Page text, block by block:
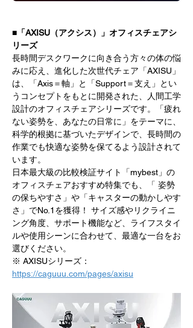
■「AXISU（アクシス）」オフィスチェアシ
リーズ
長時間デスクワークに向き合う方々の体の悩
みに応え、進化した次世代チェア「AXISU」
は、「Axis＝軸」と「Support＝支え」とい
うコンセプトをもとに開発された、人間工学
設計のオフィスチェアシリーズです。「疲れ
ない姿勢を、あなたの日常に」をテーマに、
科学的根拠に基づいたデザインで、長時間の
作業でも快適な姿勢を保てるよう設計されて
います。
日本最大級の比較検証サイト「mybest」の
オフィスチェアおすすめ特集でも、「 姿勢
の保ちやすさ」や「キャスターの動かしやす
さ」でNo.1を獲得！ サイズ感やリクライニ
ング角度、サポート機能など、ライフスタイ
ルや使用シーンに合わせて、最適な一台をお
選びください。
※ AXISUシリーズ：
https://caguuu.com/pages/axisu